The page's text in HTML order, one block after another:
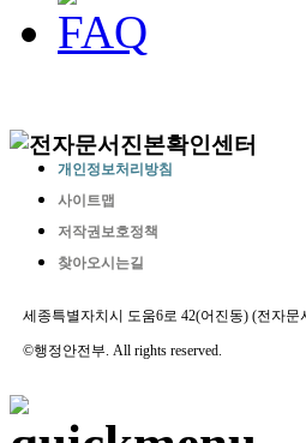
개인정보처리방침
사이트맵
저작권보호정책
찾아오시는길
세종특별자치시 도움6로 42(어진동) (전자문
©행정안전부. All rights reserved.